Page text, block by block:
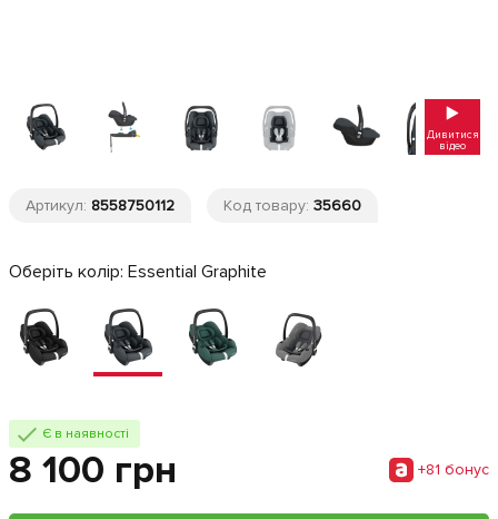
Дивитися
відео
Артикул: 8558750112 Код товару: 35660
Оберіть колір: Essential Graphite
Є в наявності
8 100 грн +81 бонус